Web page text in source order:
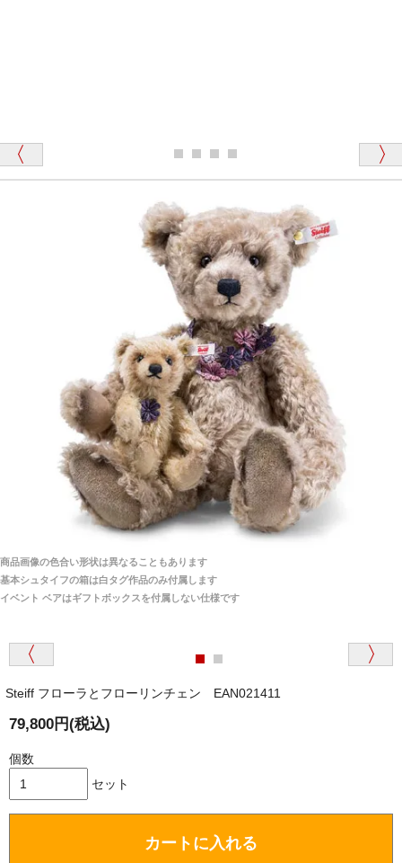
ディベアがいます。
「スクエーカー内蔵」と記載しておりますので、ぜひ
探してみてください。
シュタイフ社製品の実物を見ることはできますか？
当店はネット販売ですので実物をお見せすることが
海外からのお取り寄せと言うことですが、商品はきち
んと届きますか？
ご安心ください！商品は確実にお届けします。
商品は直接海外から届くのですか。受取の際、関税な
どはかかりますか？
商品は全て当店へ入荷させたのち欠品を行いお客様
関税はすべて当店にて処理しますのでお客様のご負担
は一切ありません。
商品が届くまでにはどのくらいの期間がかかります
か？
国内で一度検品をしますので、決済確認後、２～４
週間でのお届けとなります。
（稀に、通関手続き等に時間がかかり、納期が遅れる
ます。）
「前に買ったことがあったお店でしたので」
千葉県 U・Y 様 （女性）
「ChatGPTを利用したところ「くまの小屋」さ
んを紹介され…」
埼玉県 S・W 様
「送られる際にメールなどで届けて頂きとても
安心感がありました」
大阪府 Y・W 様 （男性）
「取り扱っているNetショップで一番信用出来
兵庫県 A・K 様 （女性）
「ベアちゃんの紹介分が丁寧に書かれていたこ
商品画像の色合い形状は異なることもあります
基本シュタイフの箱は白タグ作品のみ付属します
イベント ベアはギフトボックスを付属しない仕様です
Steiff フローラとフローリンチェン EAN021411
79,800円(税込)
個数
セット
カートに入れる